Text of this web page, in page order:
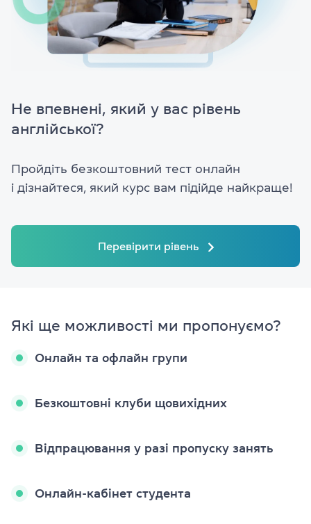
Не впевнені, який у вас рівень
англійської?
Пройдіть безкоштовний тест онлайн
і дізнайтеся, який курс вам підійде найкраще!
Перевірити рівень
Які ще можливості ми пропонуємо?
Онлайн та офлайн групи
Безкоштовні клуби щовихідних
Відпрацювання у разі пропуску занять
Онлайн-кабінет студента